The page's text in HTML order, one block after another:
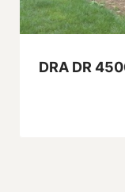
DRA DR